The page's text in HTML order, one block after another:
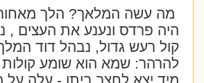
מה עשה המלאך? הלך
היה פרדס ונענע את העצים ,
קול רעש גדול, נבהל דוד המלך
להרהר: שמא הוא שומע קולות